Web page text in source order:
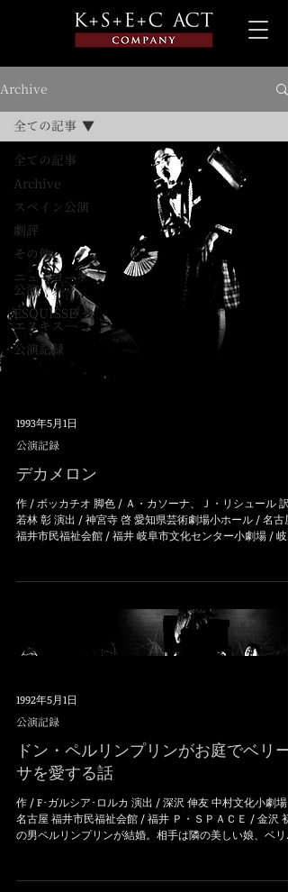
Archive
全ての記事
Archive
スペイン公演
劇評
その他
ニューヨーク
公演
ESQUISSE －
エスキス－
公演記録
全ての記事
1993年5月1日
公演記録
デカメロン
作 / ボッカチオ 脚色 / Ａ・カソーナ、Ｊ・リシュール 訳
若林 彰 演出 / 神宮寺 啓 愛知県芸術劇場小ホール / 名古屋
福井市民福祉会館 / 福井 岐阜市文化センター小劇場 / 岐
1992年5月1日
公演記録
ドン・ペルリンプリンがお庭でベリー
サを愛する話
作 / F･ガルシア･ロルカ 演出 / 深沢 伸友 中村文化小劇場 /
名古屋 福井市民福祉会館 / 福井 Ｐ・ＳＰＡＣＥ / 金沢 初
の男ペルリンプリンが結婚。相手は隣の美しい娘、ベリ